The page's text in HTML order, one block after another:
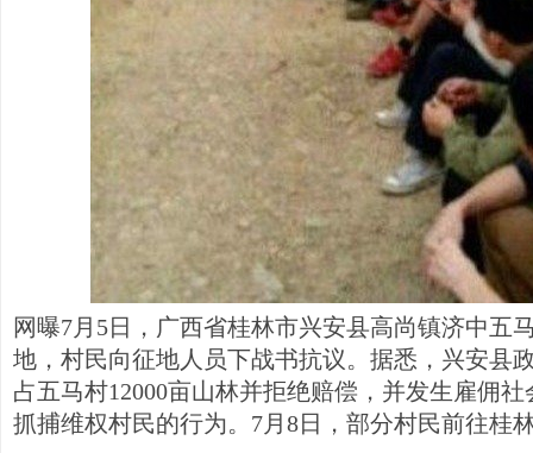
网曝7月5日，广西省桂林市兴安县高尚镇济中五
地，村民向征地人员下战书抗议。据悉，兴安县
占五马村12000亩山林并拒绝赔偿，并发生雇佣
抓捕维权村民的行为。7月8日，部分村民前往桂